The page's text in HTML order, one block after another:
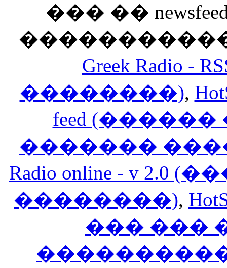
��� ��
Greek Radio
��������),
feed
�������
Radio online - v
��������),
��� ���